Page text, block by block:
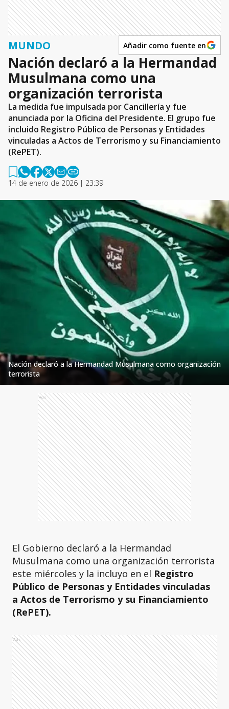
MUNDO Añadir como fuente en
Nación declaró a la Hermandad
Musulmana como una
organización terrorista
La medida fue impulsada por Cancillería y fue
anunciada por la Oficina del Presidente. El grupo fue
incluido Registro Público de Personas y Entidades
vinculadas a Actos de Terrorismo y su Financiamiento
(RePET).
14 de enero de 2026 | 23:39
Nación declaró a la Hermandad Musulmana como organización
terrorista
Ads
El Gobierno declaró a la Hermandad
Musulmana como una organización terrorista
este miércoles y la incluyo en el Registro
Público de Personas y Entidades vinculadas
a Actos de Terrorismo y su Financiamiento
(RePET).
Ads